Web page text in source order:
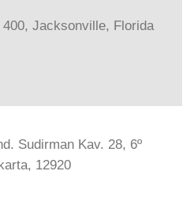
Jacksonville, Florida
Sudirman Kav. 28, 6º
12920